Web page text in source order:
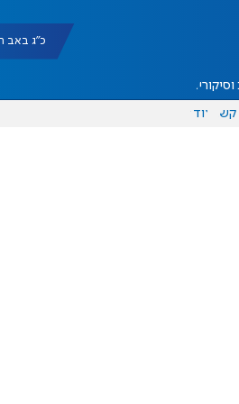
כ"ג באב תשפ"ו
קשר עוד